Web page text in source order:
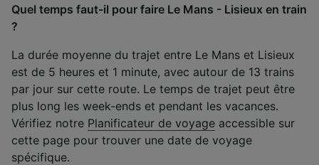
Quel temps faut-il pour faire Le Mans - Lisieux en train
?
La durée moyenne du trajet entre Le Mans et Lisieux
est de 5 heures et 1 minute, avec autour de 13 trains
par jour sur cette route. Le temps de trajet peut être
plus long les week-ends et pendant les vacances.
Vérifiez notre Planificateur de voyage accessible sur
cette page pour trouver une date de voyage
spécifique.